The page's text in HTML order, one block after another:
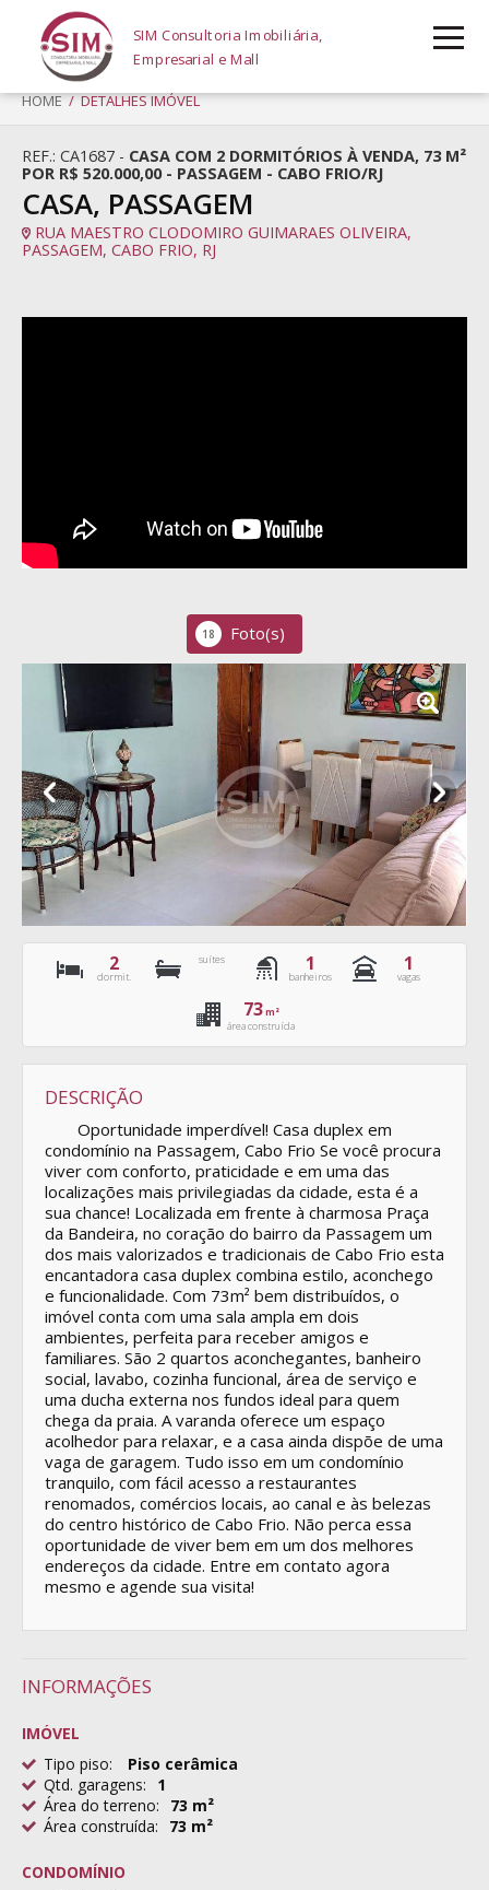
SIM Consultoria Imobiliária,
Empresarial e Mall
HOME/ DETALHES IMÓVEL
REF.: CA1687 - CASA COM 2 DORMITÓRIOS À VENDA, 73 M²
POR R$ 520.000,00 - PASSAGEM - CABO FRIO/RJ
CASA, PASSAGEM
RUA MAESTRO CLODOMIRO GUIMARAES OLIVEIRA,
PASSAGEM, CABO FRIO, RJ
18 Foto(s)
2
dormit.
suítes 1
banheiros
1
vagas
73 m²
área construída
DESCRIÇÃO
Oportunidade imperdível! Casa duplex em
condomínio na Passagem, Cabo Frio Se você procura
viver com conforto, praticidade e em uma das
localizações mais privilegiadas da cidade, esta é a
sua chance! Localizada em frente à charmosa Praça
da Bandeira, no coração do bairro da Passagem um
dos mais valorizados e tradicionais de Cabo Frio esta
encantadora casa duplex combina estilo, aconchego
e funcionalidade. Com 73m² bem distribuídos, o
imóvel conta com uma sala ampla em dois
ambientes, perfeita para receber amigos e
familiares. São 2 quartos aconchegantes, banheiro
social, lavabo, cozinha funcional, área de serviço e
uma ducha externa nos fundos ideal para quem
chega da praia. A varanda oferece um espaço
acolhedor para relaxar, e a casa ainda dispõe de uma
vaga de garagem. Tudo isso em um condomínio
tranquilo, com fácil acesso a restaurantes
renomados, comércios locais, ao canal e às belezas
do centro histórico de Cabo Frio. Não perca essa
oportunidade de viver bem em um dos melhores
endereços da cidade. Entre em contato agora
mesmo e agende sua visita!
INFORMAÇÕES
IMÓVEL
Tipo piso:
Piso cerâmica
Qtd. garagens:
1
Área do terreno:
73 m²
Área construída:
73 m²
CONDOMÍNIO